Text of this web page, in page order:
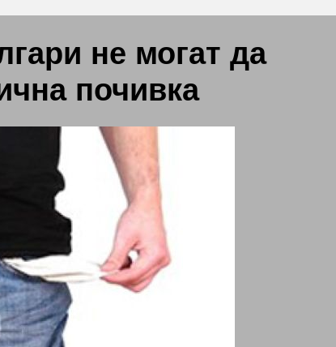
не могат да
почивка